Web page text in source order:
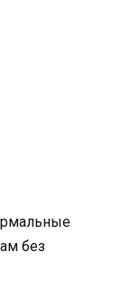
без